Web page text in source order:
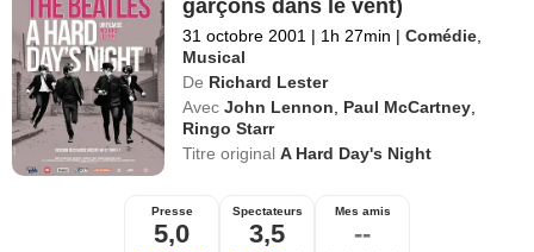
garçons dans le vent)
31 octobre 2001 | 1h 27min | Comédie
Musical
De Richard Lester
Avec John Lennon Paul McCartney
Ringo Starr
Titre originalA Hard Day's Night
Presse
5,0
Spectateurs
3,5
Mes amis
--